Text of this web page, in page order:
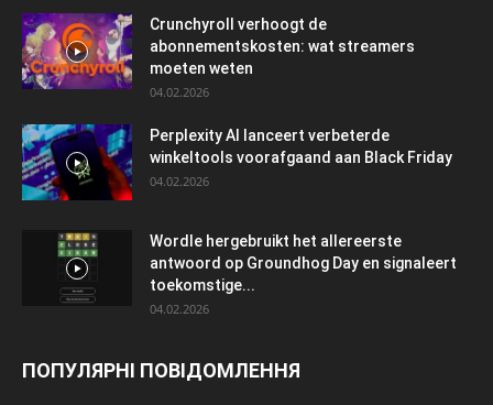
Crunchyroll verhoogt de
abonnementskosten: wat streamers
moeten weten
04.02.2026
Perplexity AI lanceert verbeterde
winkeltools voorafgaand aan Black Friday
04.02.2026
Wordle hergebruikt het allereerste
antwoord op Groundhog Day en signaleert
toekomstige...
04.02.2026
ПОПУЛЯРНІ ПОВІДОМЛЕННЯ